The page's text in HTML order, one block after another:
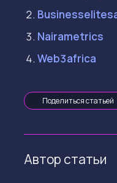
Nairametrics
Web3africa
Поделиться статьей
Автор статьи